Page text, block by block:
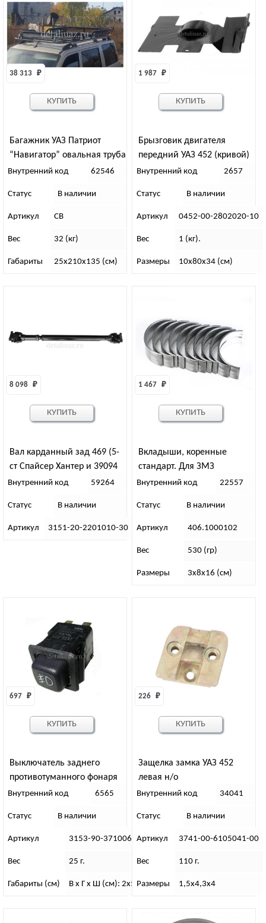
Багажник УАЗ Патриот
“Навигатор” овальная труба
крепления на водосток с
38 313 ₽
Внутренний код 62546
Статус В наличии
Артикул СВ
Вес 32 (кг)
Габариты 25х210х135 (см)
КУПИТЬ
Брызговик двигателя
передний УАЗ 452 (кривой)
1 987 ₽
Внутренний код 2657
Статус В наличии
Артикул 0452-00-2802020-10
Вес 1 (кг).
Размеры 10х80х34 (см)
КУПИТЬ
Вал карданный зад 469 (5-
ст Спайсер Хантер и 39094
5-ст Спайсер)
8 098 ₽
Внутренний код 59264
Статус В наличии
Артикул 3151-20-2201010-30
КУПИТЬ
Вкладыши, коренные
стандарт. Для ЗМЗ
1 467 ₽
Внутренний код 22557
Статус В наличии
Артикул 406.1000102
Вес 530 (гр)
Размеры 3х8х16 (см)
КУПИТЬ
Выключатель заднего
противотуманного фонаря
3832.3710-00
697 ₽
Внутренний код 6565
Статус В наличии
Артикул 3153-90-3710060-00
Вес 25 г.
Габариты (см) В х Г х Ш (см): 2х5,4х3
КУПИТЬ
Защелка замка УАЗ 452
левая н/о
226 ₽
Внутренний код 34041
Статус В наличии
Артикул 3741-00-6105041-00
Вес 110 г.
Размеры 1,5х4,3х4
КУПИТЬ